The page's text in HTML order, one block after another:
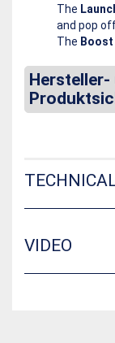
The
and pop
The Boost
Hersteller-
VIDEO